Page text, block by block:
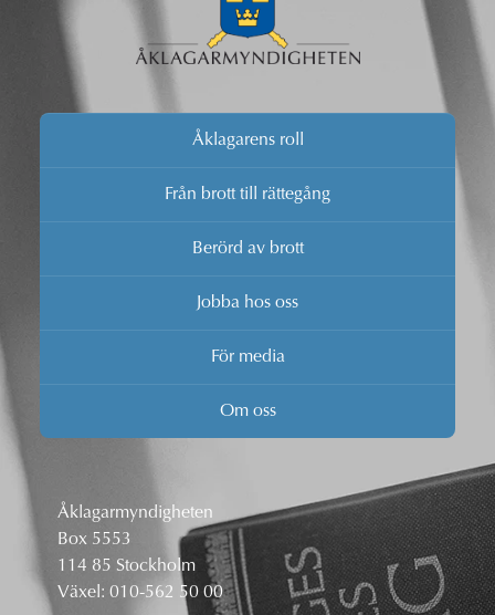
Åklagarens roll
Från brott till rättegång
Berörd av brott
Jobba hos oss
För media
Om oss
Åklagarmyndigheten
Box 5553
114 85 Stockholm
Växel: 010-562 50 00